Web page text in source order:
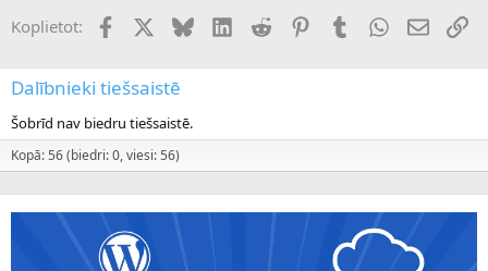
Koplietot: FacebookX (Twitter)
BlueskyLinkedInReddit PinterestTumblrWhatsApp
E-pasts
Dalībnieki tiešsaistē
Šobrīd nav biedru tiešsaistē.
Kopā: 56 (biedri: 0, viesi: 56)